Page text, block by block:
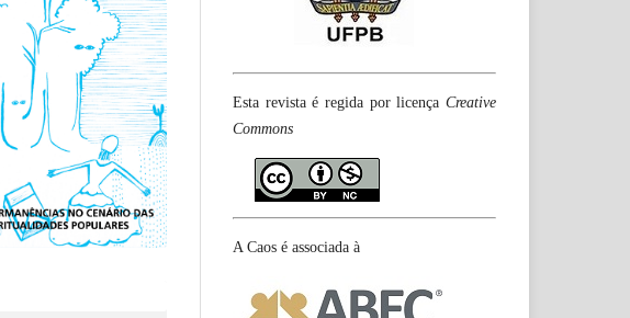
Esta revista é regida por licença Creative
Commons
A Caos é associada à